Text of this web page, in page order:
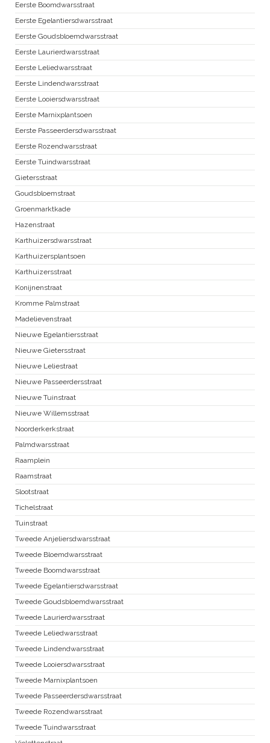
Eerste Boomdwarsstraat
Eerste Egelantiersdwarsstraat
Eerste Goudsbloemdwarsstraat
Eerste Laurierdwarsstraat
Eerste Leliedwarsstraat
Eerste Lindendwarsstraat
Eerste Looiersdwarsstraat
Eerste Marnixplantsoen
Eerste Passeerdersdwarsstraat
Eerste Rozendwarsstraat
Eerste Tuindwarsstraat
Gietersstraat
Goudsbloemstraat
Groenmarktkade
Hazenstraat
Karthuizersdwarsstraat
Karthuizersplantsoen
Karthuizersstraat
Konijnenstraat
Kromme Palmstraat
Madelievenstraat
Nieuwe Egelantiersstraat
Nieuwe Gietersstraat
Nieuwe Leliestraat
Nieuwe Passeerdersstraat
Nieuwe Tuinstraat
Nieuwe Willemsstraat
Noorderkerkstraat
Palmdwarsstraat
Raamplein
Raamstraat
Slootstraat
Tichelstraat
Tuinstraat
Tweede Anjeliersdwarsstraat
Tweede Bloemdwarsstraat
Tweede Boomdwarsstraat
Tweede Egelantiersdwarsstraat
Tweede Goudsbloemdwarsstraat
Tweede Laurierdwarsstraat
Tweede Leliedwarsstraat
Tweede Lindendwarsstraat
Tweede Looiersdwarsstraat
Tweede Marnixplantsoen
Tweede Passeerdersdwarsstraat
Tweede Rozendwarsstraat
Tweede Tuindwarsstraat